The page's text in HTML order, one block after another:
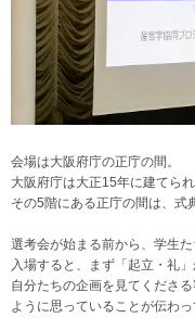
会場は大阪府庁の正庁の間。
大阪府庁は大正15年に建てら
その5階にある正庁の間は、式
選考会が始まる前から、学生
入場すると、まず「起立・礼」
自分たちの企画を見てくださ
ように思っていることが伝わっ